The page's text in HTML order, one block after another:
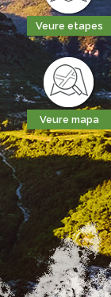
Veure etapes
Veure mapa